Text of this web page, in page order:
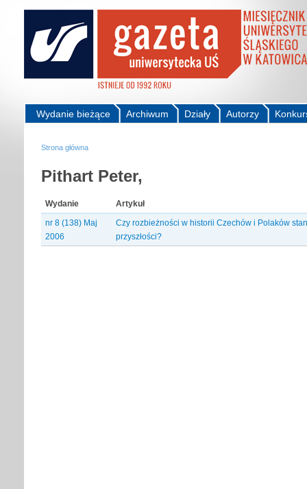
Autorzy
Działy
Archiwum
Wydanie bieżące
Strona główna
Pithart Peter,
Wydanie
Artykuł
nr 8 (138) Maj
2006
Czy rozbieżności w historii Czechów i Polaków
przyszłości?